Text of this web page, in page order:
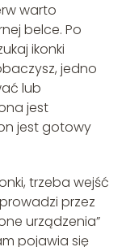
warto
belce. Po
ikonki
jedno
lub
jest
jest gotowy
trzeba wejść
przez
urządzenia”
pojawia się